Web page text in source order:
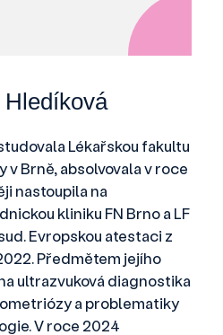
Hledíková
Lékařskou fakultu
v Brně, absolvovala v roce
nastoupila na
kliniku FN Brno a LF
Evropskou atestaci z
Předmětem jejího
ultrazvuková diagnostika
a problematiky
V roce 2024